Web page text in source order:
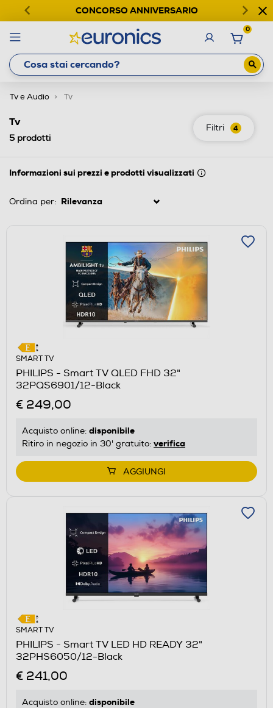
CONCORSO ANNIVERSARIO
0
Tv e Audio Tv
Filtri 4
Tv
5 prodotti
Informazioni sui prezzi e prodotti visualizzati
Ordina per:
SMART TV
PHILIPS - Smart TV QLED FHD 32"
32PQS6901/12-Black
€ 249,00
Acquisto online: disponibile
Ritiro in negozio in 30' gratuito: verifica
AGGIUNGI
SMART TV
PHILIPS - Smart TV LED HD READY 32"
32PHS6050/12-Black
€ 241,00
Acquisto online: disponibile